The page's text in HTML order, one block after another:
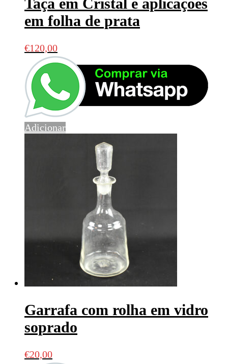
em folha de prata
€120,00
Adicionar
Garrafa com rolha em vidro
soprado
€20,00